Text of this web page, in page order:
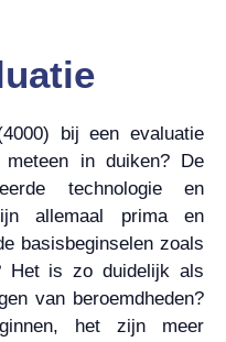
bij een evaluatie
in duiken? De
technologie en
allemaal prima en
basisbeginselen zoals
Het is zo duidelijk als
van beroemdheden?
het zijn meer